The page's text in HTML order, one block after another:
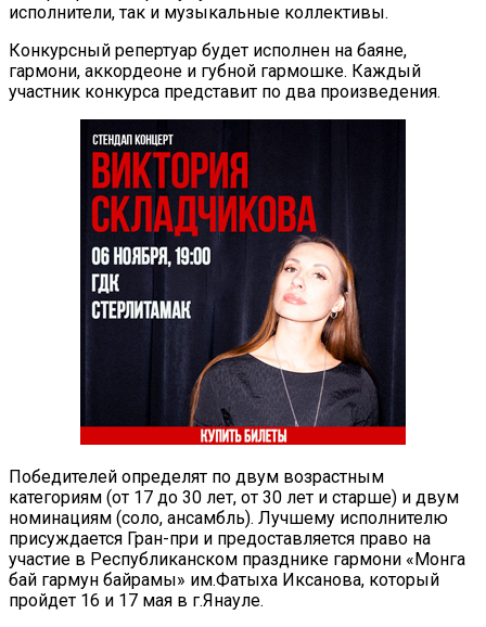
исполнители, так и музыкальные коллективы.
Конкурсный репертуар будет исполнен на баяне,
гармони, аккордеоне и губной гармошке. Каждый
участник конкурса представит по два произведения.
Победителей определят по двум возрастным
категориям (от 17 до 30 лет, от 30 лет и старше) и двум
номинациям (соло, ансамбль). Лучшему исполнителю
присуждается Гран-при и предоставляется право на
участие в Республиканском празднике гармони «Монга
бай гармун байрамы» им.Фатыха Иксанова, который
пройдет 16 и 17 мая в г.Янауле.